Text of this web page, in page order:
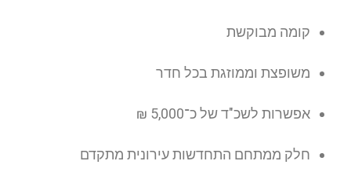
קומה מבוקשת
משופצת וממוזגת בכל חדר
אפשרות לשכ"ד של כ־5,000 ₪
חלק ממתחם התחדשות עירונית מתקדם